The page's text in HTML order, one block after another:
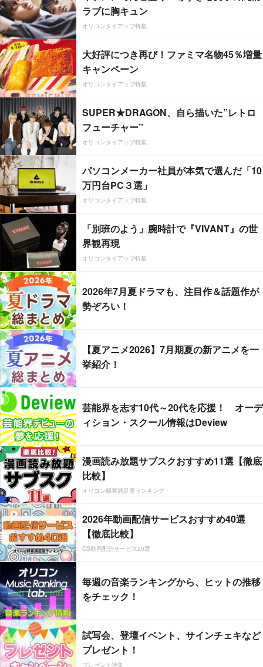
ラブに胸キュン
オリコンタイアップ特集
大好評につき再び！ファミマ名物45％増量
キャンペーン
オリコンタイアップ特集
SUPER★DRAGON、自ら描いた”レトロ
フューチャー”
オリコンタイアップ特集
パソコンメーカー社員が本気で選んだ「10
万円台PC３選」
オリコンタイアップ特集
「別班のよう」腕時計で『VIVANT』の世
界観再現
オリコンタイアップ特集
2026年7月夏ドラマも、注目作＆話題作が
勢ぞろい！
【夏アニメ2026】7月期夏の新アニメを一
挙紹介！
芸能界を志す10代～20代を応援！ オーデ
ィション・スクール情報はDeview
漫画読み放題サブスクおすすめ11選【徹底
比較】
オリコン顧客満足度ランキング
2026年動画配信サービスおすすめ40選
【徹底比較】
CS動画配信サービス20選
毎週の音楽ランキングから、ヒットの推移
をチェック！
試写会、登壇イベント、サインチェキなど
プレゼント！
プレゼント特集